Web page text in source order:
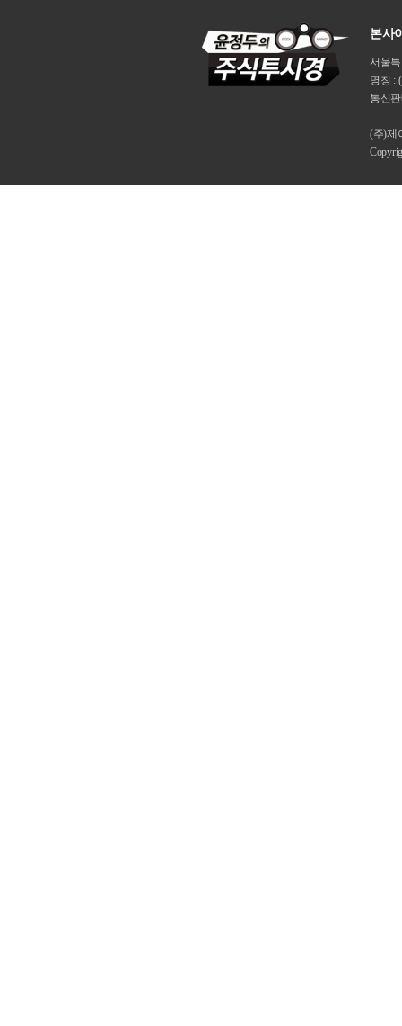
본사
서울
명칭 :
통신
(주)제